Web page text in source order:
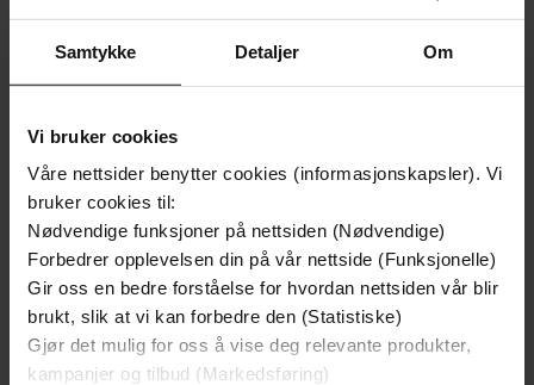
Samtykke Detaljer Om
Vi bruker cookies
Våre nettsider benytter cookies (informasjonskapsler). Vi
bruker cookies til:
Nødvendige funksjoner på nettsiden (Nødvendige)
Forbedrer opplevelsen din på vår nettside (Funksjonelle)
Gir oss en bedre forståelse for hvordan nettsiden vår blir
brukt, slik at vi kan forbedre den (Statistiske)
Gjør det mulig for oss å vise deg relevante produkter,
kampanjer og tilbud (Markedsføring)
199,-
Minnesota
Jo Nesbø
Utskudd
Jørn Lier Horst